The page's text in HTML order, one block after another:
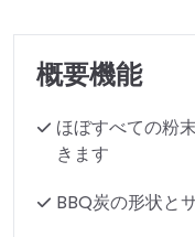
概要機能
ほぼすべての粉
きます
BBQ炭の形状と